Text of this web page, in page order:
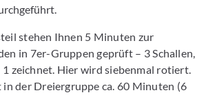
stehen Ihnen 5 Minuten zur
in 7er-Gruppen geprüft – 3 Schallen,
1 zeichnet. Hier wird siebenmal rotiert.
der Dreiergruppe ca. 60 Minuten (6